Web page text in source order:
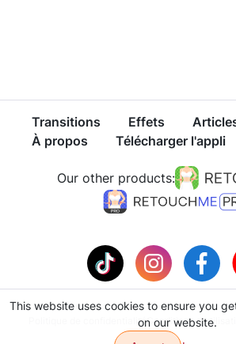
Transitions Effets
À propos
Télécharger l'appli
Politique de confidentialitéConditions
Our other products:
This website uses cookies to ensure you
on our website.